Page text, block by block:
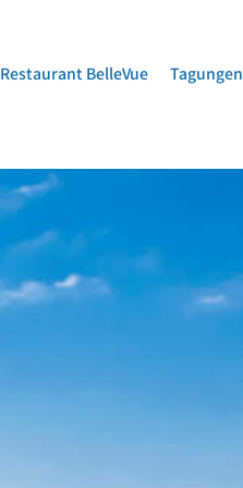
Restaurant BelleVue Tagungen